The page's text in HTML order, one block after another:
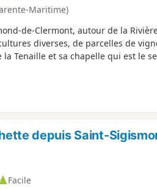
Maritime)
de-Clermont, autour de la
diverses, de parcelles de
Tenaille et sa chapelle qui est le
depuis Saint-
Facile